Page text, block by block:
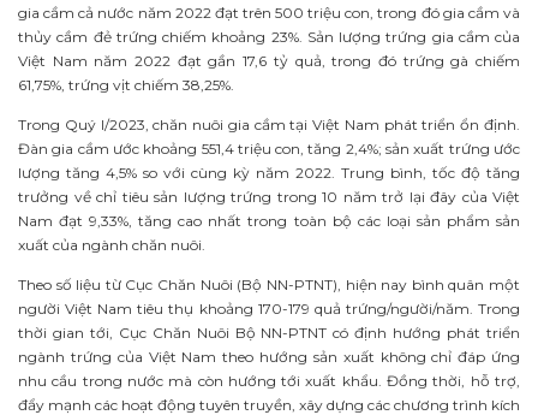
gia cầm cả nước năm 2022 đạt trên 500 triệu con, trong đó gia cầm và
thủy cầm đẻ trứng chiếm khoảng 23%. Sản lượng trứng gia cầm của
Việt Nam năm 2022 đạt gần 17,6 tỷ quả, trong đó trứng gà chiếm
61,75%, trứng vịt chiếm 38,25%.
Trong Quý I/2023, chăn nuôi gia cầm tại Việt Nam phát triển ổn định.
Đàn gia cầm ước khoảng 551,4 triệu con, tăng 2,4%; sản xuất trứng ước
lượng tăng 4,5% so với cùng kỳ năm 2022. Trung bình, tốc độ tăng
trưởng về chỉ tiêu sản lượng trứng trong 10 năm trở lại đây của Việt
Nam đạt 9,33%, tăng cao nhất trong toàn bộ các loại sản phẩm sản
xuất của ngành chăn nuôi.
Theo số liệu từ Cục Chăn Nuôi (Bộ NN-PTNT), hiện nay bình quân một
người Việt Nam tiêu thụ khoảng 170-179 quả trứng/người/năm. Trong
thời gian tới, Cục Chăn Nuôi Bộ NN-PTNT có định hướng phát triển
ngành trứng của Việt Nam theo hướng sản xuất không chỉ đáp ứng
nhu cầu trong nước mà còn hướng tới xuất khẩu. Đồng thời, hỗ trợ,
đẩy mạnh các hoạt động tuyên truyền, xây dựng các chương trình kích